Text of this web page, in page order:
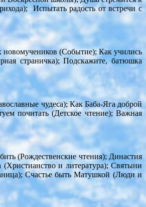
Испытать радость от встречи с
новомучеников (Событие); Как учились
страничка); Подскажите, батюшка
чудеса); Как Баба-Яга доброй
почитать (Детское чтение); Важная
(Рождественские чтения); Династия
и литература); Святыни
Счастье быть Матушкой (Люди и